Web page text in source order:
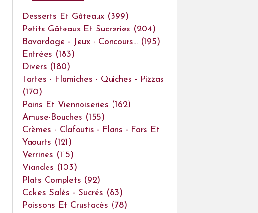
Desserts Et Gâteaux (399)
Petits Gâteaux Et Sucreries (204)
Bavardage - Jeux - Concours... (195)
Entrées (183)
Divers (180)
Tartes - Flamiches - Quiches - Pizzas
(170)
Pains Et Viennoiseries (162)
Amuse-Bouches (155)
Crèmes - Clafoutis - Flans - Fars Et
Yaourts (121)
Verrines (115)
Viandes (103)
Plats Complets (92)
Cakes Salés - Sucrés (83)
Poissons Et Crustacés (78)